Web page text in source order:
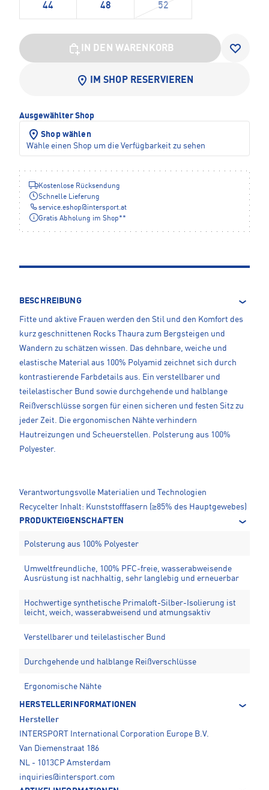
44 48 52
IN DEN WARENKORB
IM SHOP RESERVIEREN
Ausgewählter Shop
Shop wählen
Wähle einen Shop um die Verfügbarkeit zu sehen
Kostenlose Rücksendung
Schnelle Lieferung
service.eshop@intersport.at
Gratis Abholung im Shop**
BESCHREIBUNG
Fitte und aktive Frauen werden den Stil und den Komfort des
kurz geschnittenen Rocks Thaura zum Bergsteigen und
Wandern zu schätzen wissen. Das dehnbare, weiche und
elastische Material aus 100% Polyamid zeichnet sich durch
kontrastierende Farbdetails aus. Ein verstellbarer und
teilelastischer Bund sowie durchgehende und halblange
Reißverschlüsse sorgen für einen sicheren und festen Sitz zu
jeder Zeit. Die ergonomischen Nähte verhindern
Hautreizungen und Scheuerstellen. Polsterung aus 100%
Polyester.
Verantwortungsvolle Materialien und Technologien
Recycelter Inhalt: Kunststofffasern (≥85% des Hauptgewebes)
PRODUKTEIGENSCHAFTEN
Polsterung aus 100% Polyester
Umweltfreundliche, 100% PFC-freie, wasserabweisende
Ausrüstung ist nachhaltig, sehr langlebig und erneuerbar
Hochwertige synthetische Primaloft-Silber-Isolierung ist
leicht, weich, wasserabweisend und atmungsaktiv
Verstellbarer und teilelastischer Bund
Durchgehende und halblange Reißverschlüsse
Ergonomische Nähte
HERSTELLERINFORMATIONEN
Hersteller
INTERSPORT International Corporation Europe B.V.
Van Diemenstraat 186
NL - 1013CP Amsterdam
inquiries@intersport.com